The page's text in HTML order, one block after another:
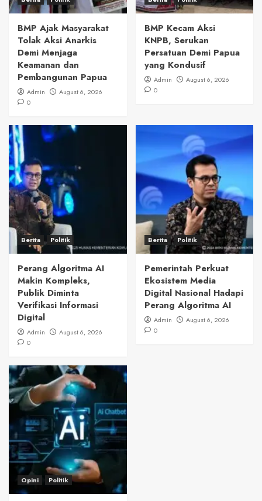
BMP Ajak Masyarakat
Tolak Aksi Anarkis
Demi Menjaga
Keamanan dan
Pembangunan Papua
Admin
August 6, 2026
0
BMP Kecam Aksi
KNPB, Serukan
Persatuan Demi Papua
yang Kondusif
Admin
August 6, 2026
0
Berita Politik
Perang Algoritma AI
Makin Kompleks,
Publik Diminta
Verifikasi Informasi
Digital
Admin
August 6, 2026
0
Berita Politik
Pemerintah Perkuat
Ekosistem Media
Digital Nasional Hadapi
Perang Algoritma AI
Admin
August 6, 2026
0
Opini Politik